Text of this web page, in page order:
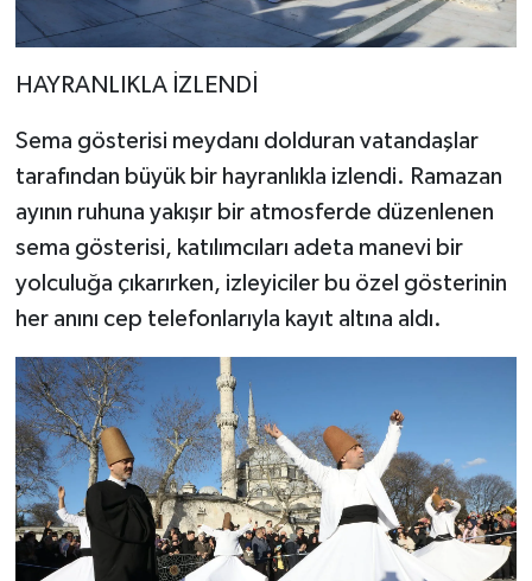
HAYRANLIKLA İZLENDİ
Sema gösterisi meydanı dolduran vatandaşlar
tarafından büyük bir hayranlıkla izlendi. Ramazan
ayının ruhuna yakışır bir atmosferde düzenlenen
sema gösterisi, katılımcıları adeta manevi bir
yolculuğa çıkarırken, izleyiciler bu özel gösterinin
her anını cep telefonlarıyla kayıt altına aldı.